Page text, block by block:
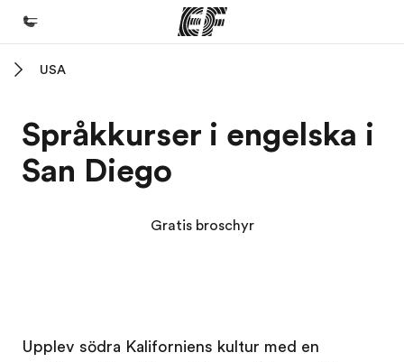
Program
Se allt vi erbjuder
Karriär
USA
Språkkurser i engelska i
San Diego
Gratis broschyr
Upplev södra Kaliforniens kultur med en